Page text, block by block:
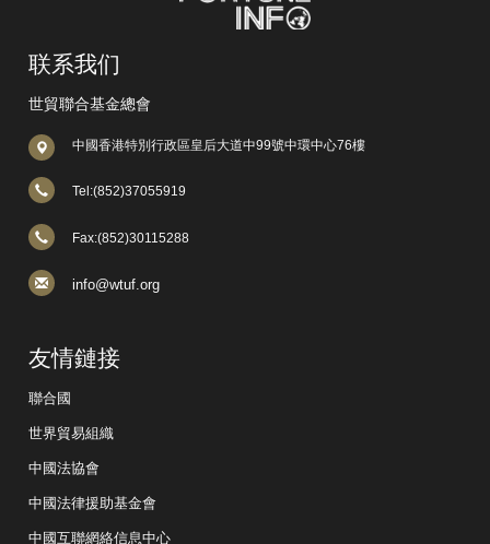
联系我们
世貿聯合基金總會
中國香港特別行政區皇后大道中99號中環中心76樓
Tel:(852)37055919
Fax:(852)30115288
info@wtuf.org
友情鏈接
聯合國
世界貿易組織
中國法協會
中國法律援助基金會
中國互聯網絡信息中心